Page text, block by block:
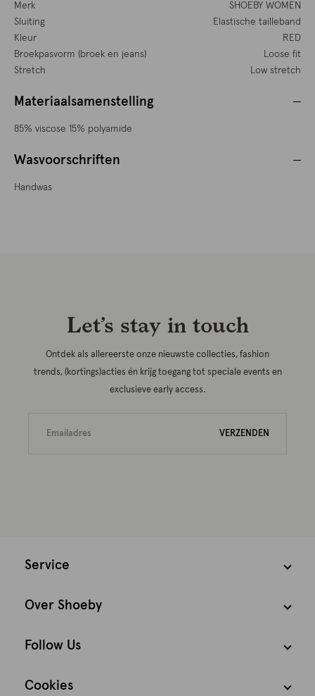
Merk
SHOEBY WOMEN
Sluiting
Elastische tailleband
Kleur
RED
Broekpasvorm (broek en jeans)
Loose fit
Stretch
Low stretch
Materiaalsamenstelling
85% viscose 15% polyamide
Wasvoorschriften
Handwas
Let’s stay in touch
Ontdek als allereerste onze nieuwste collecties, fashion
trends, (kortings)acties én krijg toegang tot speciale events en
exclusieve early access.
VERZENDEN
Service
Over Shoeby
Follow Us
Cookies